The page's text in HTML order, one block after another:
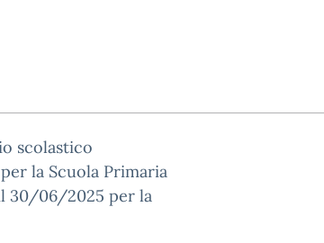
scolastico
la Scuola Primaria
30/06/2025 per la